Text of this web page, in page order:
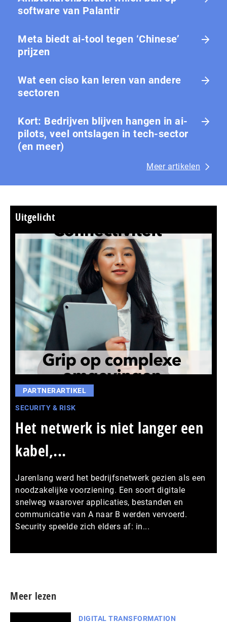
software van Palantir
Meta biedt ai-tool tegen ‘Chinese’
prijzen
Wat een ciso kan leren van andere
sectoren
Kort: Bedrijven blijven hangen in ai-
pilots, veel ontslagen in tech-sector
(en meer)
Meer artikelen
Uitgelicht
PARTNERARTIKEL
SECURITY & RISK
Het netwerk is niet langer een
kabel,...
Jarenlang werd het bedrijfsnetwerk gezien als een
noodzakelijke voorziening. Een soort digitale
snelweg waarover applicaties, bestanden en
communicatie van A naar B werden vervoerd.
Security speelde zich elders af: in...
Meer lezen
DIGITAL TRANSFORMATION